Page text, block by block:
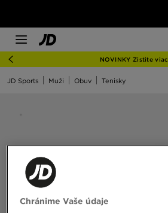
NOVINKY Zistite viac
JD Sports Muži Obuv Tenisky
Chránime Vaše údaje